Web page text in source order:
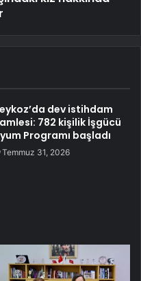
dev istihdam
782 kişilik İşgücü
Programı başladı
Temmuz 31, 2026